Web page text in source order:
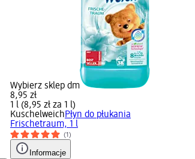
Wybierz sklep dm
8,95 zł
1 l (8,95 zł za 1 l)
KuschelweichPłyn do płukania
Frischetraum, 1 l
(1)
Informacje